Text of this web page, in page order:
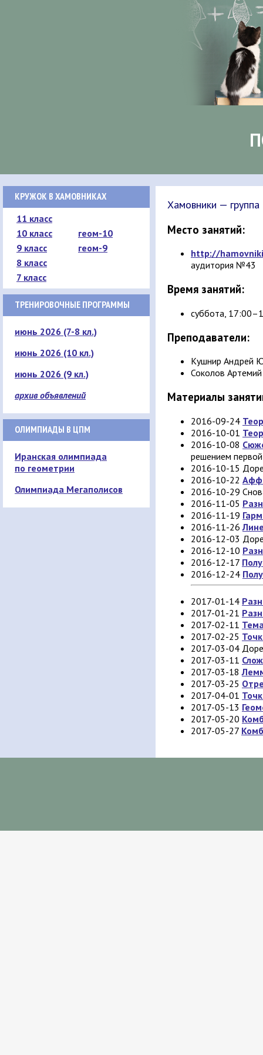
КРУЖОК В ХАМОВНИКАХ
11 класс
10 класс
геом-10
9 класс
геом-9
8 класс
7 класс
ТРЕНИРОВОЧНЫЕ ПРОГРАММЫ
июнь 2026 (7-8 кл.)
июнь 2026 (10 кл.)
июнь 2026 (9 кл.)
архив объявлений
ОЛИМПИАДЫ В ЦПМ
Иранская олимпиада
по геометрии
Олимпиада Мегаполисов
Хамовники —
Место занятий:
http://
аудитория №43
Время занятий:
суббота,
Преподаватели:
Кушнир Андрей
Соколов
Материалы
2016-09-24
2016-10-01
2016-10-08
решением
2016-10-15
2016-10-22
2016-10-29
2016-11-05
2016-11-19
2016-11-26
2016-12-03
2016-12-10
2016-12-17
2016-12-24
2017-01-14
2017-01-21
2017-02-11
2017-02-25
2017-03-04
2017-03-11
2017-03-18
2017-03-25
2017-04-01
2017-05-13
2017-05-20
2017-05-27